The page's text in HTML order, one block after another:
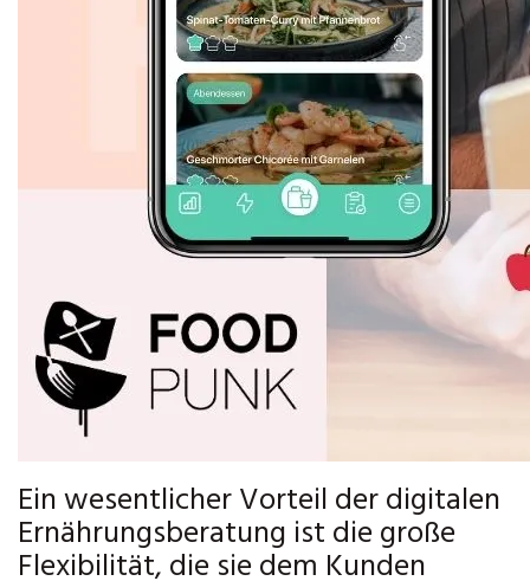
Ein wesentlicher Vorteil der digitalen
Ernährungsberatung ist die große
Flexibilität, die sie dem Kunden